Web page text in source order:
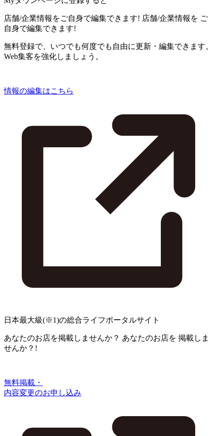
店舗/企業情報をご自身で編集できます! 店舗/企業情報を ご
自身で編集できます!
無料登録で、いつでも何度でも自由に更新・編集できます。
Web集客を強化しましょう。
情報の編集はこちら
日本最大級(※1)の総合ライフポータルサイト
あなたのお店を掲載しませんか？ あなたのお店を 掲載しま
せんか？!
無料掲載・
内容変更のお申し込み